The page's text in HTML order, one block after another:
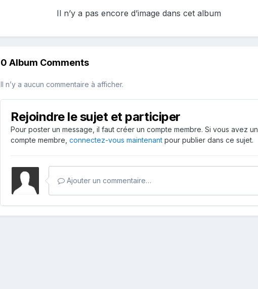
Il n’y a pas encore d’image dans cet album
0 Album Comments
Il n’y a aucun commentaire à afficher.
Rejoindre le sujet et participer
Pour poster un message, il faut créer un compte membre. Si vous avez un
compte membre, connectez-vous maintenant pour publier dans ce sujet.
Ajouter un commentaire…